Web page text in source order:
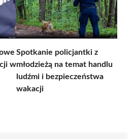
w
Spotkanie policjantki z
młodzieżą na temat handlu
ludźmi i bezpieczeństwa
wakacji